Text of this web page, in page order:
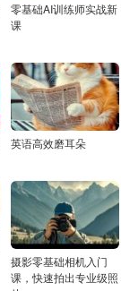
零基础AI训练师实战新
课
英语高效磨耳朵
摄影零基础相机入门
课，快速拍出专业级照